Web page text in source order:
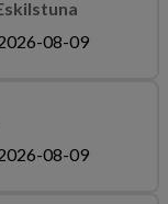
08-09
08-09